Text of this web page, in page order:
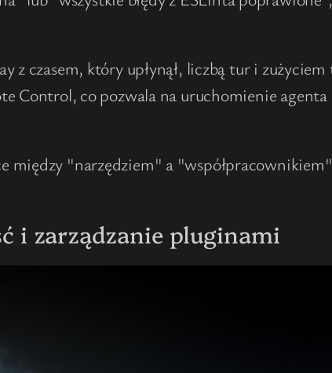
z czasem, który upłynął, liczbą tur i
Control, co pozwala na uruchomienie
między "narzędziem" a
i zarządzanie pluginami